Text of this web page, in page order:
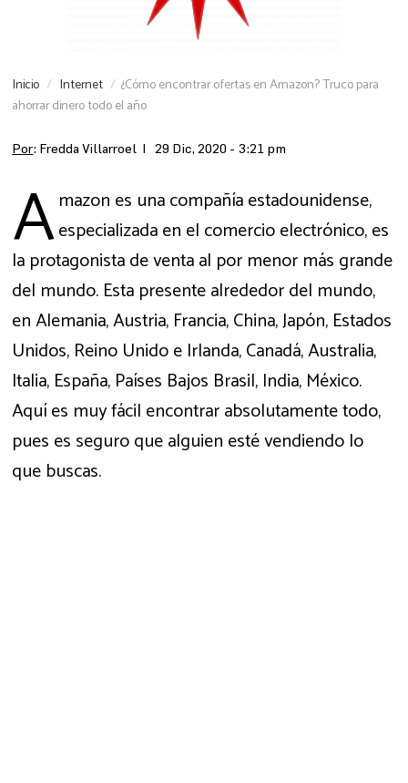
Inicio Internet
¿Cómo encontrar ofertas en Amazon? Truco para
ahorrar dinero todo el año
Por: Fredda Villarroel | 29 Dic, 2020 - 3:21 pm
Amazon es una compañía estadounidense,
especializada en el comercio electrónico, es
la protagonista de venta al por menor más grande
del mundo. Esta presente alrededor del mundo,
en Alemania, Austria, Francia, China, Japón, Estados
Unidos, Reino Unido e Irlanda, Canadá, Australia,
Italia, España, Países Bajos Brasil, India, México.
Aquí es muy fácil encontrar absolutamente todo,
pues es seguro que alguien esté vendiendo lo
que buscas.